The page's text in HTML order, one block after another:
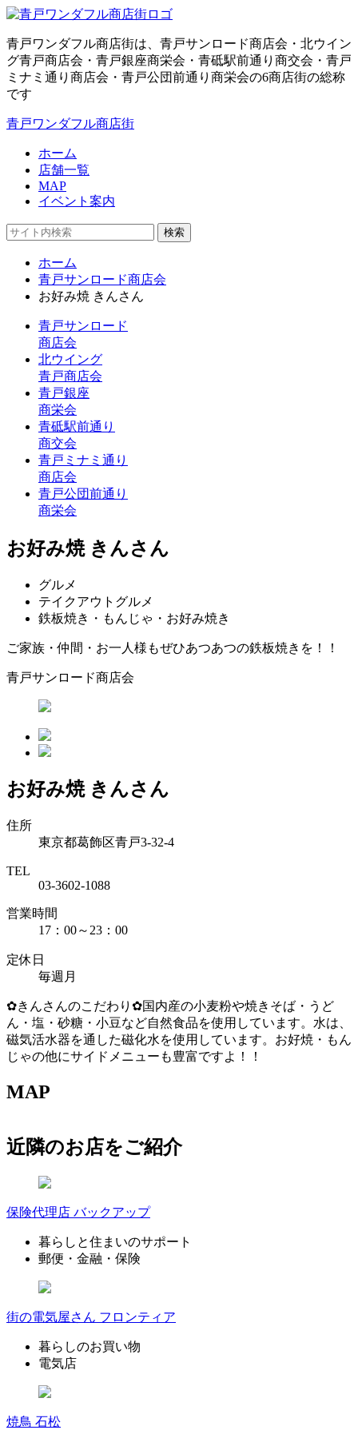
青戸ワンダフル商店街は、青戸サンロード商店会・北ウイン
グ青戸商店会・青戸銀座商栄会・青砥駅前通り商交会・青戸
ミナミ通り商店会・青戸公団前通り商栄会の6商店街の総称
です
青戸ワンダフル商店街
ホーム
店舗一覧
MAP
イベント案内
検索
ホーム
青戸サンロード商店会
お好み焼 きんさん
青戸サンロード
商店会
北ウイング
青戸商店会
青戸銀座
商栄会
青砥駅前通り
商交会
青戸ミナミ通り
商店会
青戸公団前通り
商栄会
お好み焼 きんさん
グルメ
テイクアウトグルメ
鉄板焼き・もんじゃ・お好み焼き
ご家族・仲間・お一人様もぜひあつあつの鉄板焼きを！！
青戸サンロード商店会
お好み焼 きんさん
住所
東京都葛飾区青戸3-32-4
TEL
03-3602-1088
営業時間
17：00～23：00
定休日
毎週月
✿きんさんのこだわり✿国内産の小麦粉や焼きそば・うど
ん・塩・砂糖・小豆など自然食品を使用しています。水は、
磁気活水器を通した磁化水を使用しています。お好焼・もん
じゃの他にサイドメニューも豊富ですよ！！
MAP
近隣のお店をご紹介
保険代理店 バックアップ
暮らしと住まいのサポート
郵便・金融・保険
街の電気屋さん フロンティア
暮らしのお買い物
電気店
焼鳥 石松